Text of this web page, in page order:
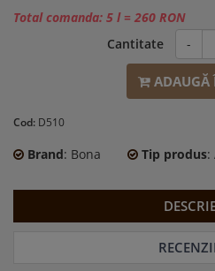
Total comanda: 5 l= 260 RON
Cantitate
-
ADAUGĂ
Cod: D510
Brand: Bona Tip produs: